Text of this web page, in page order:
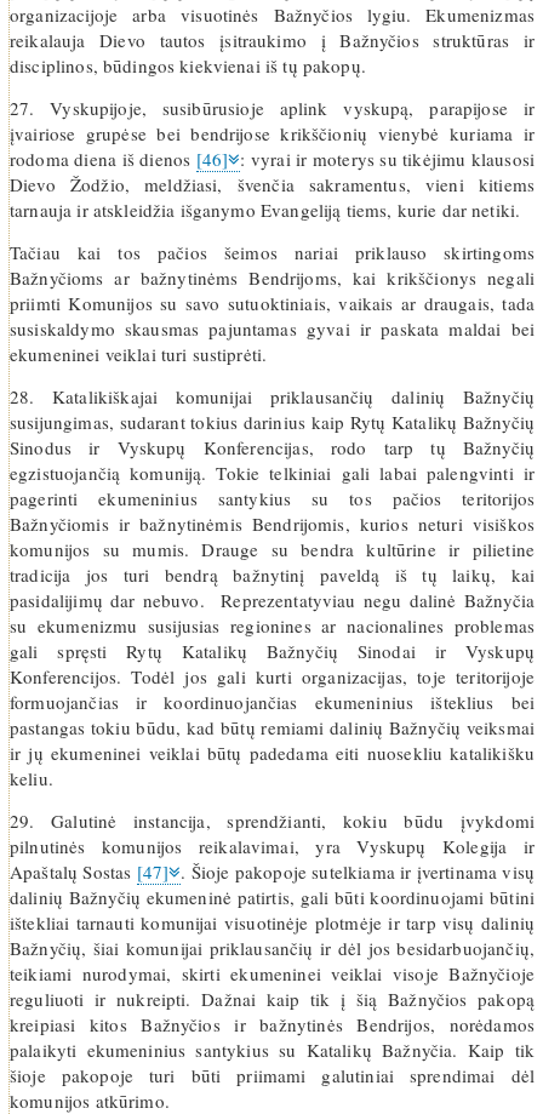
organizacijoje arba visuotinės Bažnyčios lygiu. Ekumenizmas
reikalauja Dievo tautos įsitraukimo į Bažnyčios struktūras ir
disciplinos, būdingos kiekvienai iš tų pakopų.
27. Vyskupijoje, susibūrusioje aplink vyskupą, parapijose ir
įvairiose grupėse bei bendrijose krikščionių vienybė kuriama ir
rodoma diena iš dienos [46] : vyrai ir moterys su tikėjimu klausosi
Dievo Žodžio, meldžiasi, švenčia sakramentus, vieni kitiems
tarnauja ir atskleidžia išganymo Evangeliją tiems, kurie dar netiki.
Tačiau kai tos pačios šeimos nariai priklauso skirtingoms
Bažnyčioms ar bažnytinėms Bendrijoms, kai krikščionys negali
priimti Komunijos su savo sutuoktiniais, vaikais ar draugais, tada
susiskaldymo skausmas pajuntamas gyvai ir paskata maldai bei
ekumeninei veiklai turi sustiprėti.
28. Katalikiškajai komunijai priklausančių dalinių Bažnyčių
susijungimas, sudarant tokius darinius kaip Rytų Katalikų Bažnyčių
Sinodus ir Vyskupų Konferencijas, rodo tarp tų Bažnyčių
egzistuojančią komuniją. Tokie telkiniai gali labai palengvinti ir
pagerinti ekumeninius santykius su tos pačios teritorijos
Bažnyčiomis ir bažnytinėmis Bendrijomis, kurios neturi visiškos
komunijos su mumis. Drauge su bendra kultūrine ir pilietine
tradicija jos turi bendrą bažnytinį paveldą iš tų laikų, kai
pasidalijimų dar nebuvo. Reprezentatyviau negu dalinė Bažnyčia
su ekumenizmu susijusias regionines ar nacionalines problemas
gali spręsti Rytų Katalikų Bažnyčių Sinodai ir Vyskupų
Konferencijos. Todėl jos gali kurti organizacijas, toje teritorijoje
formuojančias ir koordinuojančias ekumeninius išteklius bei
pastangas tokiu būdu, kad būtų remiami dalinių Bažnyčių veiksmai
ir jų ekumeninei veiklai būtų padedama eiti nuosekliu katalikišku
keliu.
29. Galutinė instancija, sprendžianti, kokiu būdu įvykdomi
pilnutinės komunijos reikalavimai, yra Vyskupų Kolegija ir
Apaštalų Sostas [47] . Šioje pakopoje sutelkiama ir įvertinama visų
dalinių Bažnyčių ekumeninė patirtis, gali būti koordinuojami būtini
ištekliai tarnauti komunijai visuotinėje plotmėje ir tarp visų dalinių
Bažnyčių, šiai komunijai priklausančių ir dėl jos besidarbuojančių,
teikiami nurodymai, skirti ekumeninei veiklai visoje Bažnyčioje
reguliuoti ir nukreipti. Dažnai kaip tik į šią Bažnyčios pakopą
kreipiasi kitos Bažnyčios ir bažnytinės Bendrijos, norėdamos
palaikyti ekumeninius santykius su Katalikų Bažnyčia. Kaip tik
šioje pakopoje turi būti priimami galutiniai sprendimai dėl
komunijos atkūrimo.